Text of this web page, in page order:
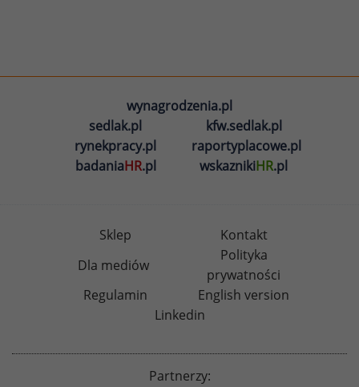
wynagrodzenia.pl
sedlak.pl
kfw.sedlak.pl
rynekpracy.pl
raportyplacowe.pl
badaniaHR.pl wskaznikiHR.pl
Sklep
Kontakt
Dla mediów
Polityka
prywatności
Regulamin
English version
Linkedin
Partnerzy: